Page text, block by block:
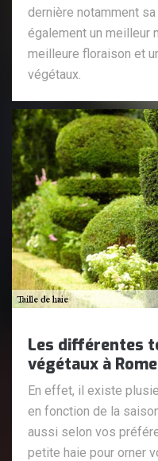
dernière notamment
également un meilleur
meilleure floraison et
végétaux.
Les différentes
végétaux à
En effet, il existe
en fonction de la
aussi selon vos
petite haie pour orner